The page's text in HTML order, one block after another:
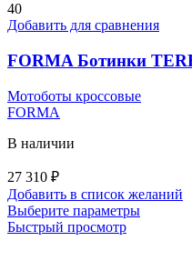
40
Добавить для сравнения
FORMA Ботинки
Мотоботы кроссовые
FORMA
В наличии
27 310 ₽
Добавить в список желаний
Выберите параметрыЭтот
Быстрый просмотр